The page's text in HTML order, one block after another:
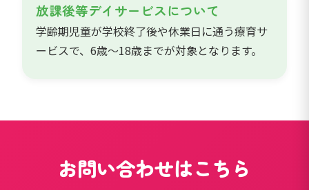
放課後等デイサービスについて
学齢期児童が学校終了後や休業日に通う療育サ
ービスで、6歳～18歳までが対象となります。
お問い合わせはこちら